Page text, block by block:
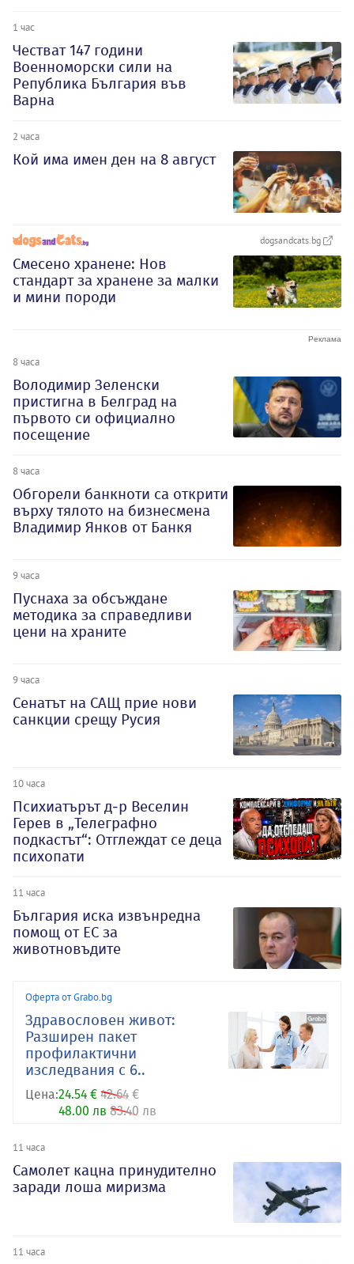
1 час
Честват 147 години
Военноморски сили на
Република България във
Варна
2 часа
Кой има имен ден на 8 август
dogsandcats.bg
Смесено хранене: Нов
стандарт за хранене за малки
и мини породи
8 часа
Володимир Зеленски
пристигна в Белград на
първото си официално
посещение
8 часа
Обгорели банкноти са открити
върху тялото на бизнесмена
Владимир Янков от Банкя
9 часа
Пуснаха за обсъждане
методика за справедливи
цени на храните
9 часа
Сенатът на САЩ прие нови
санкции срещу Русия
10 часа
Психиатърът д-р Веселин
Герев в „Телеграфно
подкастът“: Отглеждат се деца
психопати
11 часа
България иска извънредна
помощ от ЕС за
животновъдите
Оферта от Grabo.bg
Здравословен живот:
Разширен пакет
профилактични
изследвания с 6..
Цена:24.54 € 42.64 €
48.00 лв 83.40 лв
11 часа
Самолет кацна принудително
заради лоша миризма
11 часа